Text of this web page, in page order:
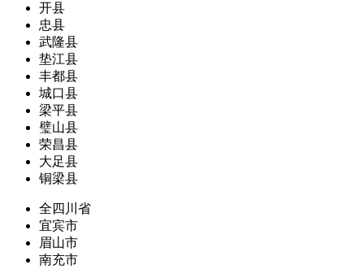
开县
忠县
武隆县
垫江县
丰都县
城口县
梁平县
璧山县
荣昌县
大足县
铜梁县
全四川省
宜宾市
眉山市
南充市